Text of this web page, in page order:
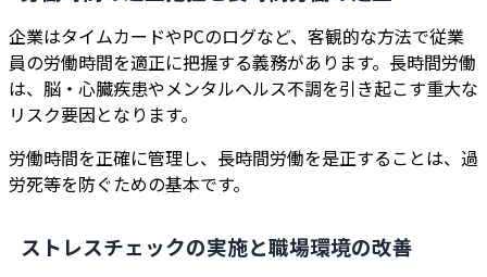
企業はタイムカードやPCのログなど、客観的な方法で従業
員の労働時間を適正に把握する義務があります。長時間労働
は、脳・心臓疾患やメンタルヘルス不調を引き起こす重大な
リスク要因となります。
労働時間を正確に管理し、長時間労働を是正することは、過
労死等を防ぐための基本です。
ストレスチェックの実施と職場環境の改善